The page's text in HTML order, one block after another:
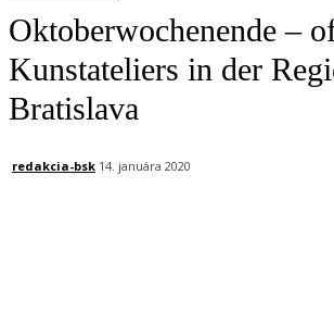
Oktoberwochenende –
Kunstateliers in der
Bratislava
redakcia-bsk 14. januára 2020